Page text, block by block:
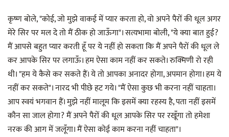
कृष्ण बोले, "कोई, जो मुझे वाकई में प्यार करता हो, वो अपने पैरों की धूल अगर
मेरे सिर पर मल दे तो मैं ठीक हो जाऊँगा"। सत्यभामा बोली, "ये क्या बात हुई?
मैं आपसे बहुत प्यार करती हूँ पर ये नहीं हो सकता कि मैं अपने पैरों की धूल ले
कर आपके सिर पर लगाऊँ। हम ऐसा काम नहीं कर सकते। रुक्मिणी रो रही
थी। "हम ये कैसे कर सकते हैं। ये तो आपका अनादर होगा, अपमान होगा। हम ये
नहीं कर सकते"। नारद भी पीछे हट गये। "मैं ऐसा कुछ भी करना नहीं चाहता।
आप स्वयं भगवान हैं। मुझे नहीं मालूम कि इसमें क्या रहस्य है, पता नहीं इसमें
कौन सा जाल होगा? मैं अपने पैरों की धूल आपके सिर पर रखूँगा तो हमेशा
नरक की आग में जलूँगा। मैं ऐसा कोई काम करना नहीं चाहता"।